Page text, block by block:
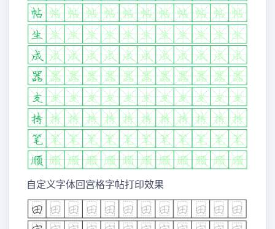
自定义字体回宫格字帖打印效果